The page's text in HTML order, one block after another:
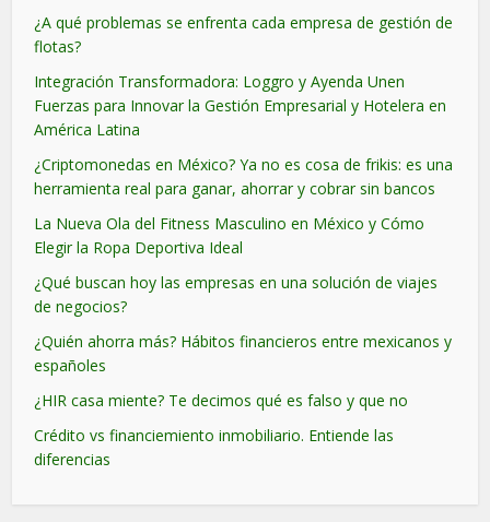
¿A qué problemas se enfrenta cada empresa de gestión de
flotas?
Integración Transformadora: Loggro y Ayenda Unen
Fuerzas para Innovar la Gestión Empresarial y Hotelera en
América Latina
¿Criptomonedas en México? Ya no es cosa de frikis: es una
herramienta real para ganar, ahorrar y cobrar sin bancos
La Nueva Ola del Fitness Masculino en México y Cómo
Elegir la Ropa Deportiva Ideal
¿Qué buscan hoy las empresas en una solución de viajes
de negocios?
¿Quién ahorra más? Hábitos financieros entre mexicanos y
españoles
¿HIR casa miente? Te decimos qué es falso y que no
Crédito vs financiemiento inmobiliario. Entiende las
diferencias